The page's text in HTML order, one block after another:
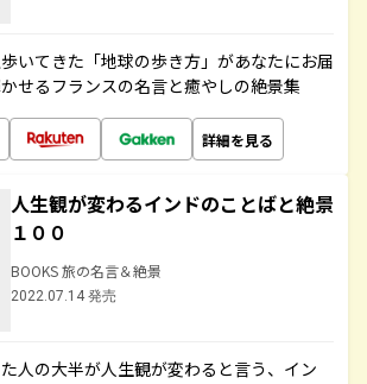
いてきた「地球の歩き方」があなたにお届
せるフランスの名言と癒やしの絶景集
詳細を見る
人生観が変わるインドのことばと絶景
１００
BOOKS 旅の名言＆絶景
2022.07.14 発売
人の大半が人生観が変わると言う、イン